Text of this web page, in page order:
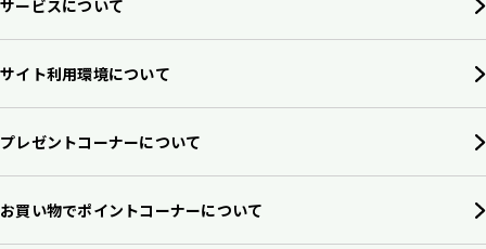
サービスについて
サイト利用環境について
プレゼントコーナーについて
お買い物でポイントコーナーについて